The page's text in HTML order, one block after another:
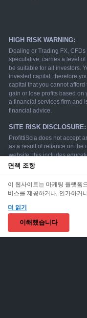
We use cookies to
By continuing to use
of cookies. See our
Accept
면책 조항
이 웹사이트는 마케팅 플랫폼
비스를 제공하거나, 인가하거
더 읽기
이해했습니다